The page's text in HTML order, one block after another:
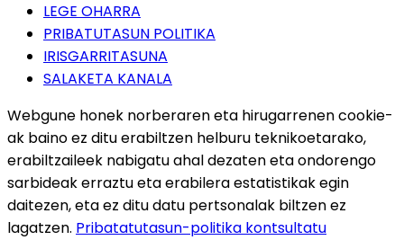
LEGE OHARRA
PRIBATUTASUN POLITIKA
IRISGARRITASUNA
SALAKETA KANALA
Webgune honek norberaren eta hirugarrenen cookie-
ak baino ez ditu erabiltzen helburu teknikoetarako,
erabiltzaileek nabigatu ahal dezaten eta ondorengo
sarbideak erraztu eta erabilera estatistikak egin
daitezen, eta ez ditu datu pertsonalak biltzen ez
lagatzen. Pribatatutasun-politika kontsultatu